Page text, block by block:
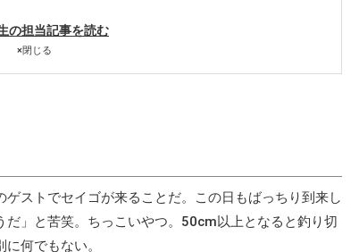
の担当記事を読む
×閉じる
ストでセイゴが来ることだ。この日もばっちり到来し
」と苦笑。ちっこいやつ。50cm以上となると釣り切
何でもない。